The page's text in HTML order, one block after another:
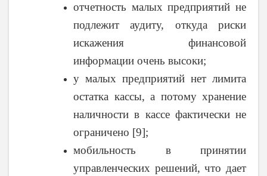
отчетность малых предприятий не
подлежит аудиту, откуда риски
искажения финансовой
информации очень высоки;
у малых предприятий нет лимита
остатка кассы, а потому хранение
наличности в кассе фактически не
ограничено [9];
мобильность в принятии
управленческих решений, что дает